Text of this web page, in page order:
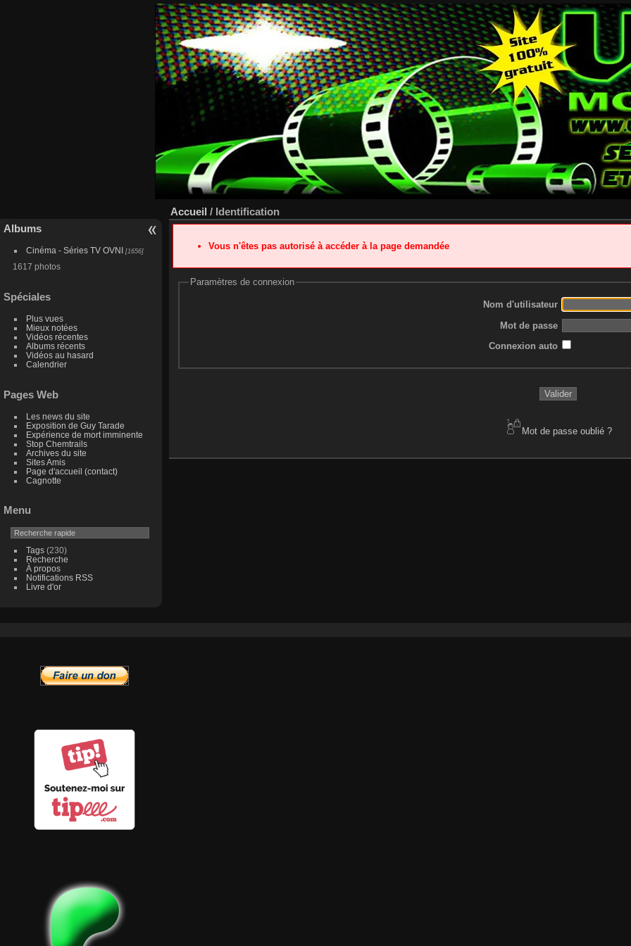
Albums
Cinéma - Séries TV OVNI [1656]
1617 photos
Spéciales
Plus vues
Mieux notées
Vidéos récentes
Albums récents
Vidéos au hasard
Calendrier
Pages Web
Les news du site
Exposition de Guy Tarade
Expérience de mort imminente
Stop Chemtrails
Archives du site
Sites Amis
Page d'accueil (contact)
Cagnotte
Menu
Tags(230)
Recherche
À propos
Notifications RSS
Livre d'or
Accueil / Identification
Vous n'êtes pas autorisé à accéder à la page demandée
Paramètres de connexion
Nom d'utilisateur
Mot de passe
Connexion auto
Mot de passe oublié ?